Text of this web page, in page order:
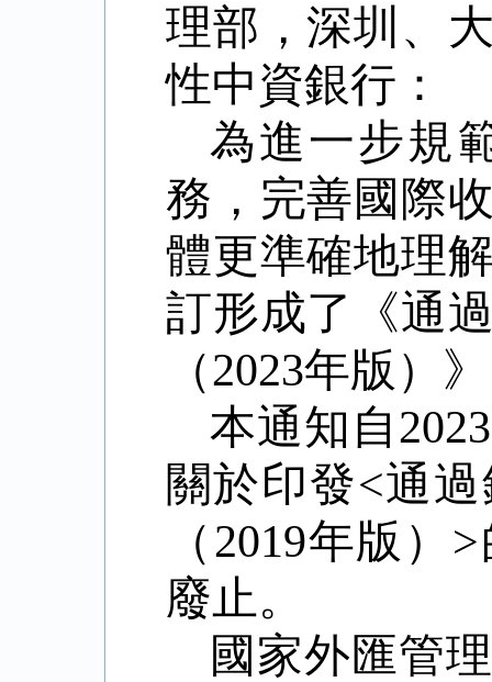
理部，深圳、
性中資銀行：
為進一步規
務，完善國際
體更準確地理
訂形成了《通
（2023年版）
本通知自
關於印發<通
（2019年版）
廢止。
國家外匯管